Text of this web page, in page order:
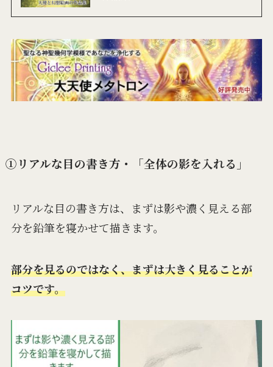
①リアルな目の書き方・「全体の影を入れる」
リアルな目の書き方は、まずは影や濃く見える部
分を鉛筆を寝かせて描きます。
部分を見るのではなく、まずは大きく見ることが
コツです。